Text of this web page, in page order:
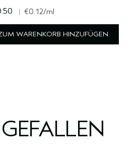
| €0.12/ml
WARENKORB HINZUFÜGEN